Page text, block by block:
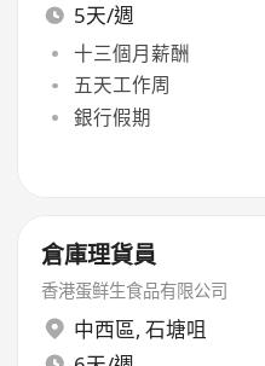
5天/週
十三個月薪酬
五天工作周
銀行假期
倉庫理貨員
香港蛋鲜生食品有限公司
中西區, 石塘咀